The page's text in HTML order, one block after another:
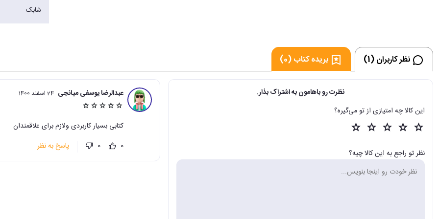
شابک
نظر کاربران (1) بریده کتاب (0)
نظرت رو باهامون به اشتراک بذار.
این کالا چه امتیازی از تو می‌گیره؟
نظر تو راجع به این کالا چیه؟
عبدالرضا یوسفی میانجی 24 اسفند 1400
کتابی بسیار کاربردی ولازم برای علاقمندان
0
0 پاسخ به نظر